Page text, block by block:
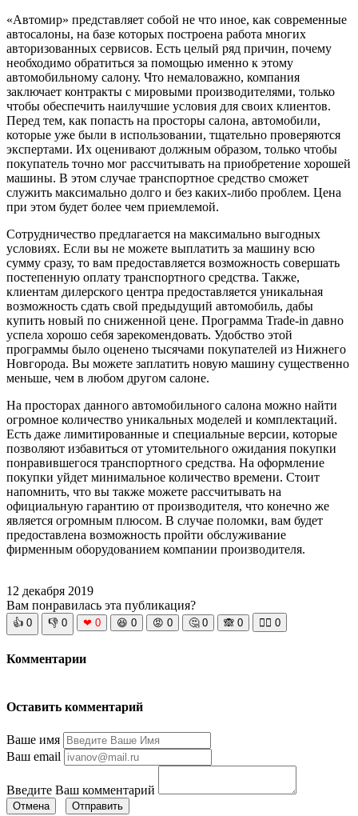
«Автомир» представляет собой не что иное, как современные
автосалоны, на базе которых построена работа многих
авторизованных сервисов. Есть целый ряд причин, почему
необходимо обратиться за помощью именно к этому
автомобильному салону. Что немаловажно, компания
заключает контракты с мировыми производителями, только
чтобы обеспечить наилучшие условия для своих клиентов.
Перед тем, как попасть на просторы салона, автомобили,
которые уже были в использовании, тщательно проверяются
экспертами. Их оценивают должным образом, только чтобы
покупатель точно мог рассчитывать на приобретение хорошей
машины. В этом случае транспортное средство сможет
служить максимально долго и без каких-либо проблем. Цена
при этом будет более чем приемлемой.
Сотрудничество предлагается на максимально выгодных
условиях. Если вы не можете выплатить за машину всю
сумму сразу, то вам предоставляется возможность совершать
постепенную оплату транспортного средства. Также,
клиентам дилерского центра предоставляется уникальная
возможность сдать свой предыдущий автомобиль, дабы
купить новый по сниженной цене. Программа Trade-in давно
успела хорошо себя зарекомендовать. Удобство этой
программы было оценено тысячами покупателей из Нижнего
Новгорода. Вы можете заплатить новую машину существенно
меньше, чем в любом другом салоне.
На просторах данного автомобильного салона можно найти
огромное количество уникальных моделей и комплектаций.
Есть даже лимитированные и специальные версии, которые
позволяют избавиться от утомительного ожидания покупки
понравившегося транспортного средства. На оформление
покупки уйдет минимальное количество времени. Стоит
напомнить, что вы также можете рассчитывать на
официальную гарантию от производителя, что конечно же
является огромным плюсом. В случае поломки, вам будет
предоставлена возможность пройти обслуживание
фирменным оборудованием компании производителя.
12 декабря 2019
Вам понравилась эта публикация?
👍 0 👎 0 ❤ 0 😆 0 😡 0 🤔 0 🙈 0 🧘‍♀️ 0
Комментарии
Оставить комментарий
Ваше имя
Ваш email
Введите Ваш комментарий
Отмена Отправить